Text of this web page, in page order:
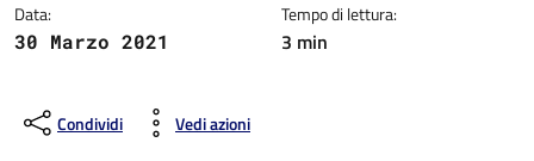
Data:
30 Marzo 2021
Tempo di lettura:
3 min
Condividi Vedi azioni